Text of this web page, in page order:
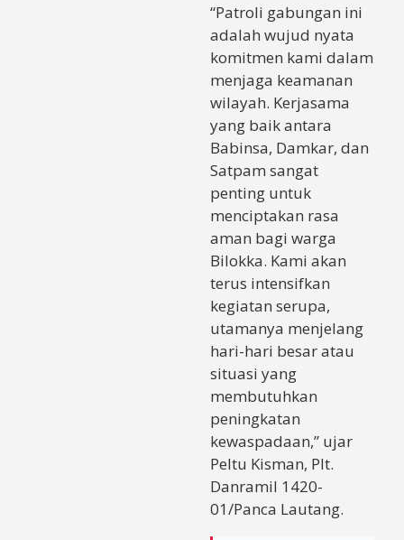
“Patroli gabungan ini
adalah wujud nyata
komitmen kami dalam
menjaga keamanan
wilayah. Kerjasama
yang baik antara
Babinsa, Damkar, dan
Satpam sangat
penting untuk
menciptakan rasa
aman bagi warga
Bilokka. Kami akan
terus intensifkan
kegiatan serupa,
utamanya menjelang
hari-hari besar atau
situasi yang
membutuhkan
peningkatan
kewaspadaan,” ujar
Peltu Kisman, Plt.
Danramil 1420-
01/Panca Lautang.